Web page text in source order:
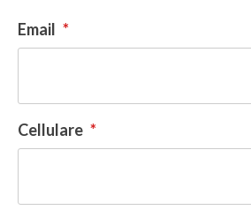
Email *
Cellulare *